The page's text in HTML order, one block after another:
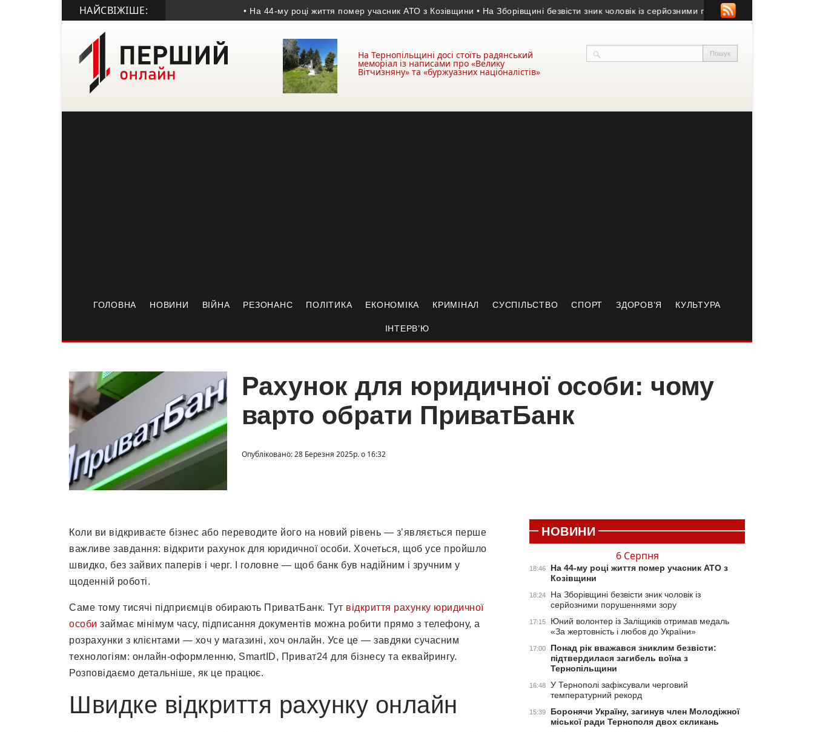
НАЙСВІЖІШЕ: • На 44-му році життя помер учасник АТО з Козівщини • На Зборівщині безвісти зник чоловік із серйозними порушеннями зору
На Тернопільщині досі стоїть радянський
меморіал із написами про «Велику
Вітчизняну» та «буржуазних націоналістів»
ГОЛОВНА НОВИНИ ВІЙНА РЕЗОНАНС ПОЛІТИКА ЕКОНОМІКА КРИМІНАЛ СУСПІЛЬСТВО СПОРТ ЗДОРОВ’Я КУЛЬТУРА
ІНТЕРВ’Ю
Рахунок для юридичної особи: чому
варто обрати ПриватБанк
Опубліковано: 28 Березня 2025р. о 16:32
Коли ви відкриваєте бізнес або переводите його на новий рівень — з’являється перше
важливе завдання: відкрити рахунок для юридичної особи. Хочеться, щоб усе пройшло
швидко, без зайвих паперів і черг. І головне — щоб банк був надійним і зручним у
щоденній роботі.
Саме тому тисячі підприємців обирають ПриватБанк. Тут відкриття рахунку юридичної
особи займає мінімум часу, підписання документів можна робити прямо з телефону, а
розрахунки з клієнтами — хоч у магазині, хоч онлайн. Усе це — завдяки сучасним
технологіям: онлайн-оформленню, SmartID, Приват24 для бізнесу та еквайрингу.
Розповідаємо детальніше, як це працює.
Швидке відкриття рахунку онлайн
НОВИНИ
6 Серпня
18:46
На 44-му році життя помер учасник АТО з
Козівщини
18:24
На Зборівщині безвісти зник чоловік із
серйозними порушеннями зору
17:15
Юний волонтер із Заліщиків отримав медаль
«За жертовність і любов до України»
17:00
Понад рік вважався зниклим безвісти:
підтвердилася загибель воїна з
Тернопільщини
16:48
У Тернополі зафіксували черговий
температурний рекорд
15:39
Боронячи Україну, загинув член Молодіжної
міської ради Тернополя двох скликань